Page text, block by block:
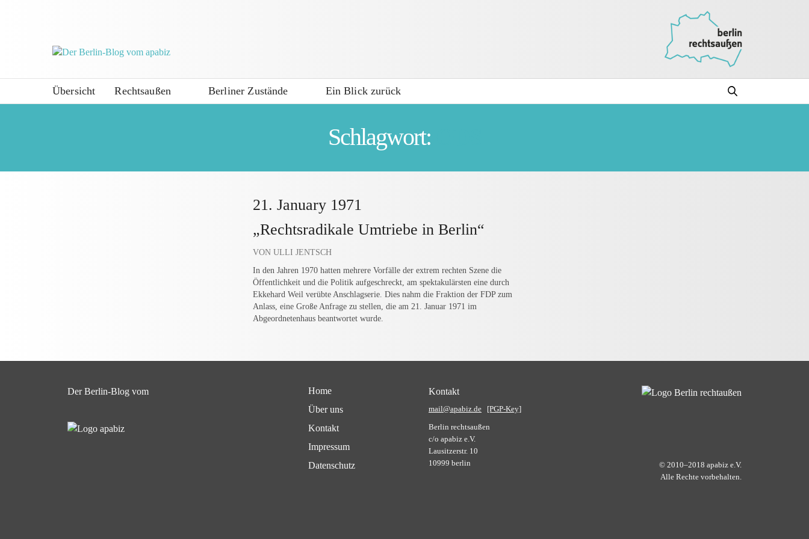
Übersicht Rechtsaußen Berliner Zustände Ein Blick zurück
Schlagwort:
21. January 1971
„Rechtsradikale Umtriebe in Berlin“
VON ULLI JENTSCH
In den Jahren 1970 hatten mehrere Vorfälle der extrem rechten Szene die
Öffentlichkeit und die Politik aufgeschreckt, am spektakulärsten eine durch
Ekkehard Weil verübte Anschlagserie. Dies nahm die Fraktion der FDP zum
Anlass, eine Große Anfrage zu stellen, die am 21. Januar 1971 im
Abgeordnetenhaus beantwortet wurde.
Der Berlin-Blog vom
Home
Über uns
Kontakt
Impressum
Datenschutz
Kontakt
mail@apabiz.de [PGP-Key]
Berlin rechtsaußen
c/o apabiz e.V.
Lausitzerstr. 10
10999 berlin
© 2010–2018 apabiz e.V.
Alle Rechte vorbehalten.